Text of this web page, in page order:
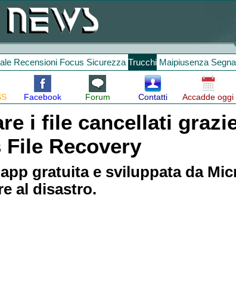
Recensioni Focus Sicurezza Trucchi Maipiusenza
Facebook Forum Contatti Accadde oggi
i file cancellati
Recovery
gratuita e sviluppata da
al disastro.